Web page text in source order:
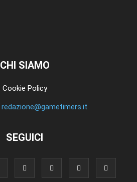
CHI SIAMO
Cookie Policy
redazione@gametimers.it
SEGUICI